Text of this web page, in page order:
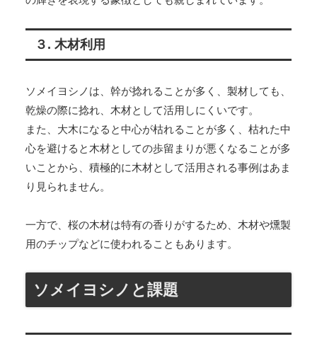
３. 木材利用
ソメイヨシノは、幹が捻れることが多く、製材しても、
乾燥の際に捻れ、木材として活用しにくいです。
また、大木になると中心が枯れることが多く、枯れた中
心を避けると木材としての歩留まりが悪くなることが多
いことから、積極的に木材として活用される事例はあま
り見られません。
一方で、桜の木材は特有の香りがするため、木材や燻製
用のチップなどに使われることもあります。
ソメイヨシノと課題